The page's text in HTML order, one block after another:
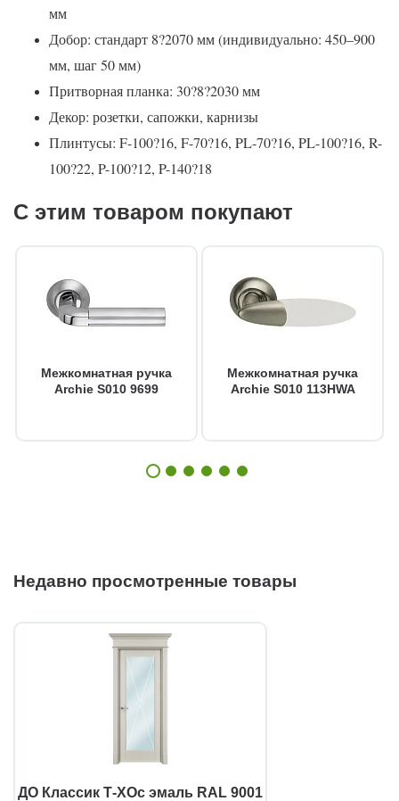
мм
Добор: стандарт 8?2070 мм (индивидуально: 450–900
мм, шаг 50 мм)
Притворная планка: 30?8?2030 мм
Декор: розетки, сапожки, карнизы
Плинтусы: F-100?16, F-70?16, PL-70?16, PL-100?16, R-
100?22, P-100?12, P-140?18
С этим товаром покупают
Межкомнатная ручка
Archie S010 9699
Межкомнатная ручка
Archie S010 113HWA
Недавно просмотренные товары
ДО Классик Т-ХОс эмаль RAL 9001